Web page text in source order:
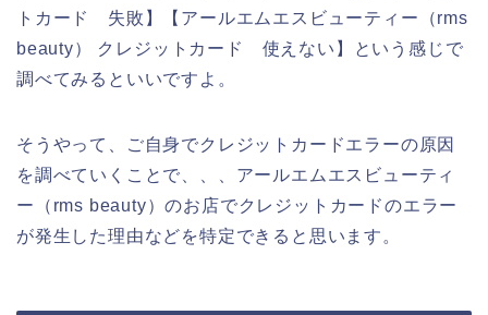
トカード 失敗】【アールエムエスビューティー（rms
beauty） クレジットカード 使えない】という感じで
調べてみるといいですよ。
そうやって、ご自身でクレジットカードエラーの原因
を調べていくことで、、、アールエムエスビューティ
ー（rms beauty）のお店でクレジットカードのエラー
が発生した理由などを特定できると思います。